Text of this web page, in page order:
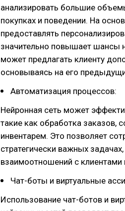
анализировать большие
покупках и поведении. На
предоставлять
значительно повышает шансы
может предлагать клиенту
основываясь на его
Автоматизация процессов:
Нейронная сеть может
такие как обработка заказов,
инвентарем. Это позволяет
стратегически важных
взаимоотношений с
Чат-боты и виртуальные
Использование чат-ботов и